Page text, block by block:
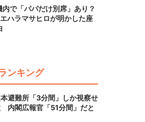
で「パパだけ別席」あり？
ハラマサヒロが明かした座
ンキング
避難所「3分間」しか視察せ
内閣広報官「51分間」だと